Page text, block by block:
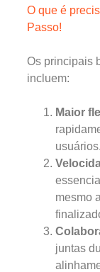
O que é
Passo!
Os principais
incluem:
Maior
usuários.
mesmo
juntas